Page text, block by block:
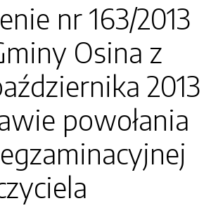
nr 163/2013
Osina z
2013
powołania